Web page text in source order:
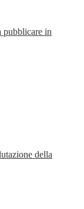
pubblicare in
della